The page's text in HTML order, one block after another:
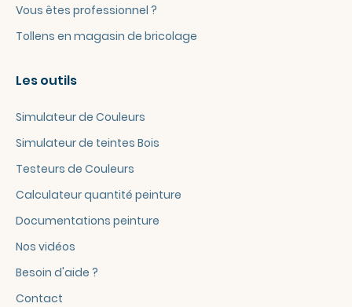
Vous êtes professionnel ?
Tollens en magasin de bricolage
Les outils
Simulateur de Couleurs
Simulateur de teintes Bois
Testeurs de Couleurs
Calculateur quantité peinture
Documentations peinture
Nos vidéos
Besoin d'aide ?
Contact